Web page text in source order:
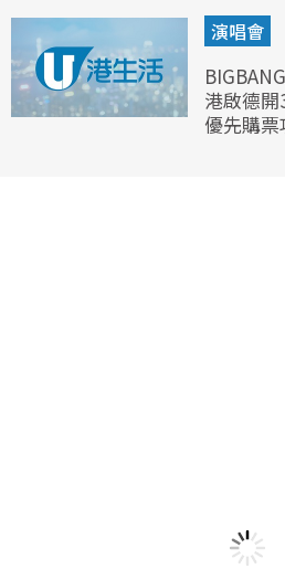
演唱會
港啟德開
優先購